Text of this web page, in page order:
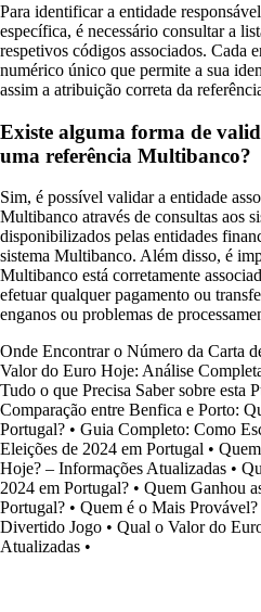
Para identificar a entidade
específica, é necessário consultar a
respetivos códigos associados. Cada
numérico único que permite a sua
assim a atribuição correta da
Existe alguma forma de
uma referência Multibanco?
Sim, é possível validar a entidade
Multibanco através de consultas aos
disponibilizados pelas entidades
sistema Multibanco. Além disso, é
Multibanco está corretamente
efetuar qualquer pagamento ou
enganos ou problemas de
Onde Encontrar o Número da Carta
Valor do Euro Hoje: Análise
Tudo o que Precisa Saber sobre esta
Comparação entre Benfica e Porto:
Portugal? • Guia Completo: Como
Eleições de 2024 em Portugal •
Hoje? – Informações Atualizadas •
2024 em Portugal? • Quem Ganhou
Portugal? • Quem é o Mais
Divertido Jogo • Qual o Valor do
Atualizadas •